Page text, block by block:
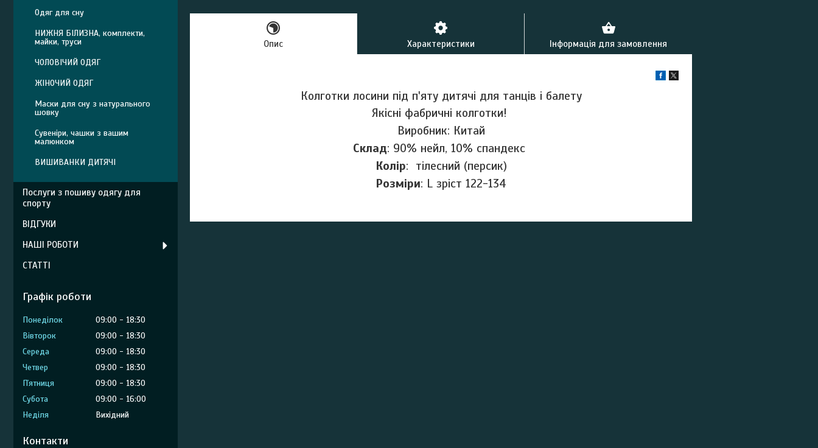
Опис Характеристики Інформація для замовлення
Колготки лосини під п'яту дитячі для танців і балету
Якісні фабричні колготки!
Виробник: Китай
Склад: 90% нейл, 10% спандекс
Колір: тілесний (персик)
Розміри: L зріст 122-134
Одяг для сну
НИЖНЯ БІЛИЗНА, комплекти,
майки, труси
ЧОЛОВІЧИЙ ОДЯГ
ЖІНОЧИЙ ОДЯГ
Маски для сну з натурального
шовку
Сувеніри, чашки з вашим
малюнком
ВИШИВАНКИ ДИТЯЧІ
Послуги з пошиву одягу для
спорту
ВІДГУКИ
НАШІ РОБОТИ
СТАТТІ
Графік роботи
Понеділок 09:00
18:30
Вівторок
09:00
18:30
Середа
09:00
18:30
Четвер
09:00
18:30
Пʼятниця
09:00
18:30
Субота
09:00
16:00
Неділя
Вихідний
Контакти